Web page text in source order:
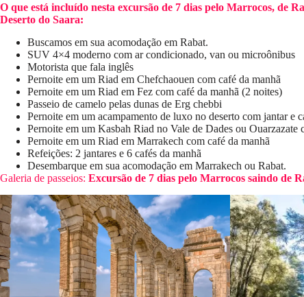
O que está incluído nesta excursão de 7 dias pelo Marrocos, de
Deserto do Saara:
Buscamos em sua acomodação em Rabat.
SUV 4×4 moderno com ar condicionado, van ou microônibus
Motorista que fala inglês
Pernoite em um Riad em Chefchaouen com café da manhã
Pernoite em um Riad em Fez com café da manhã (2 noites)
Passeio de camelo pelas dunas de Erg chebbi
Pernoite em um acampamento de luxo no deserto com jantar e
Pernoite em um Kasbah Riad no Vale de Dades ou Ouarzazate
Pernoite em um Riad em Marrakech com café da manhã
Refeições: 2 jantares e 6 cafés da manhã
Desembarque em sua acomodação em Marrakech ou Rabat.
Galeria de passeios: Excursão de 7 dias pelo Marrocos saindo de